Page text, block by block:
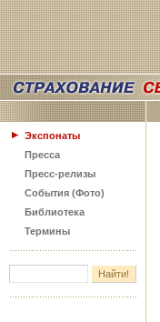
Экспонаты
Пресса
Пресс-релизы
События (Фото)
Библиотека
Термины